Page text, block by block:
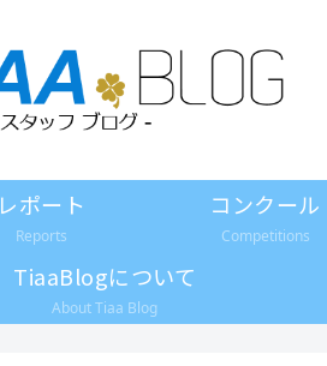
レポート
Reports
コンクール
Competitions
TiaaBlogについて
About Tiaa Blog